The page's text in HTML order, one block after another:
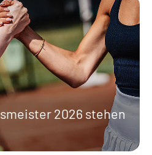
2026 stehen